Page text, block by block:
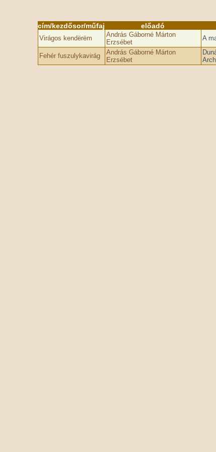
cím/kezdősor/műfaj előadó
Virágos kendërëm
András Gáborné Márton
Erzsébet
A
Fehér fuszulykavirág
András Gáborné Márton
Erzsébet